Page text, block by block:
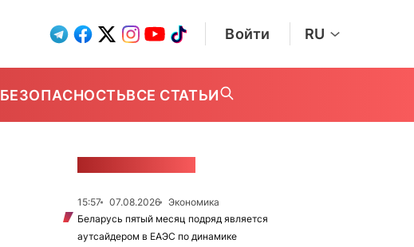
Войти RU
БЕЗОПАСНОСТЬВСЕ СТАТЬИ
15:57 07.08.2026
Экономика
Беларусь пятый месяц подряд является
аутсайдером в ЕАЭС по динамике